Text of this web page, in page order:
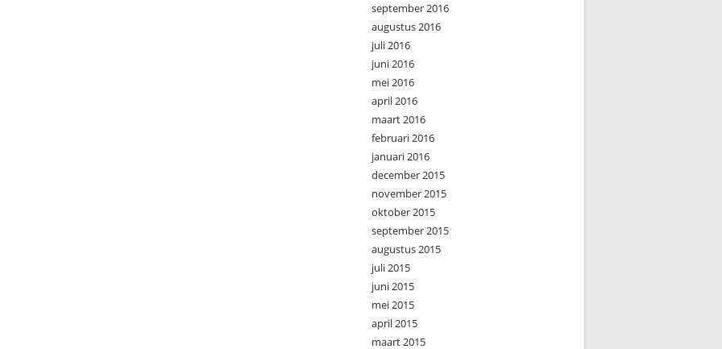
september 2016
augustus 2016
juli 2016
juni 2016
mei 2016
april 2016
maart 2016
februari 2016
januari 2016
december 2015
november 2015
oktober 2015
september 2015
augustus 2015
juli 2015
juni 2015
mei 2015
april 2015
maart 2015